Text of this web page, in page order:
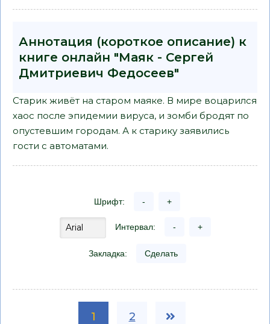
Аннотация (короткое описание) к
книге онлайн "Маяк - Сергей
Дмитриевич Федосеев"
Старик живёт на старом маяке. В мире воцарился
хаос после эпидемии вируса, и зомби бродят по
опустевшим городам. А к старику заявились
гости с автоматами.
Шрифт: - +
Интервал: - +
Закладка: Сделать
1 2